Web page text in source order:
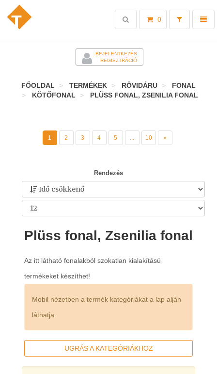
Toggle
0
Toggle
search
BEJELENTKEZÉS
REGISZTRÁCIÓ
FŐOLDAL TERMÉKEK RÖVIDÁRU
FONAL
KÖTŐFONAL
PLÜSS FONAL, ZSENILIA FONAL
1 2 3 4 5 ... 10 »
Rendezés
Plüss fonal, Zsenilia fonal
Az itt látható fonalakból szokatlan kialakítású
termékeket készíthet!
Mobil nézetben a termék kategóriákat a lap alján
láthatja.
UGRÁS A KATEGÓRIÁKHOZ